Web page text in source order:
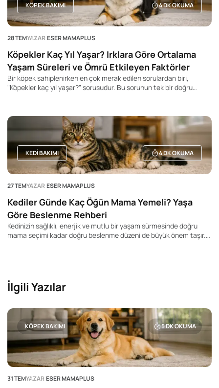
KÖPEK BAKIMI 4DK OKUMA
28 TEMYAZAR ESER MAMAPLUS
Köpekler Kaç Yıl Yaşar? Irklara Göre Ortalama
Yaşam Süreleri ve Ömrü Etkileyen Faktörler
Bir köpek sahiplenirken en çok merak edilen sorulardan biri,
"Köpekler kaç yıl yaşar?" sorusudur. Bu sorunun tek bir doğru
önemli ölçüde etkileyebilir. Genel olarak küçük ırk köpeklerin daha
uzun yaşadığı, büyük ve dev ırkların ise daha kısa yaşam sürelerine
sahip olduğu bilinir. Ancak bu durum kesin bir kural değildir. Aynı
ırka mensup iki köpek bile tamamen farklı yaşam sürelerine sahip
olabilir.KEDI BAKIMI 4DK OKUMA
27 TEMYAZAR ESER MAMAPLUS
Kediler Günde Kaç Öğün Mama Yemeli? Yaşa
Göre Beslenme Rehberi
Kedinizin sağlıklı, enerjik ve mutlu bir yaşam sürmesinde doğru
mama seçimi kadar doğru beslenme düzeni de büyük önem taşır.
İlgili Yazılar
KÖPEK BAKIMI 5DK OKUMA
31 TEMYAZAR ESER MAMAPLUS